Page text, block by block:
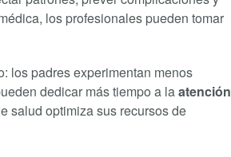
los profesionales pueden tomar
los padres experimentan menos
dedicar más tiempo a laatención
salud optimiza sus recursos de